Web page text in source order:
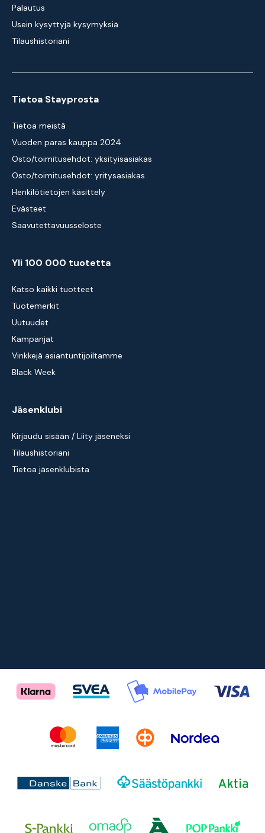
Palautus
Usein kysyttyjä kysymyksiä
Tilaushistoriani
Tietoa Stayprosta
Tietoa meistä
Vuoden paras kauppa 2024
Osto/toimitusehdot: yksityisasiakas
Osto/toimitusehdot: yritysasiakas
Henkilötietojen käsittely
Evästeet
Saavutettavuusseloste
Yli 100 000 tuotetta
Katso kaikki tuotteet
Tuotemerkit
Uutuudet
Kampanjat
Vinkkejä asiantuntijoiltamme
Black Week
Jäsenklubi
Kirjaudu sisään / Liity jäseneksi
Tilaushistoriani
Tietoa jäsenklubista